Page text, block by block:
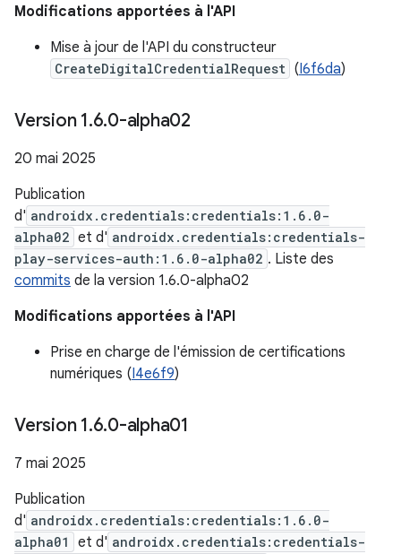
Modifications apportées à l'API
Mise à jour de l'API du constructeur
CreateDigitalCredentialRequest (I6f6da)
Version 1.6.0-alpha02
20 mai 2025
Publication
d' androidx.credentials:credentials:1.6.0-
alpha02 et d' androidx.credentials:credentials-
play-services-auth:1.6.0-alpha02 . Liste des
commits de la version 1.6.0-alpha02
Modifications apportées à l'API
Prise en charge de l'émission de certifications
numériques (I4e6f9)
Version 1.6.0-alpha01
7 mai 2025
Publication
d' androidx.credentials:credentials:1.6.0-
alpha01
et d' androidx.credentials:credentials-